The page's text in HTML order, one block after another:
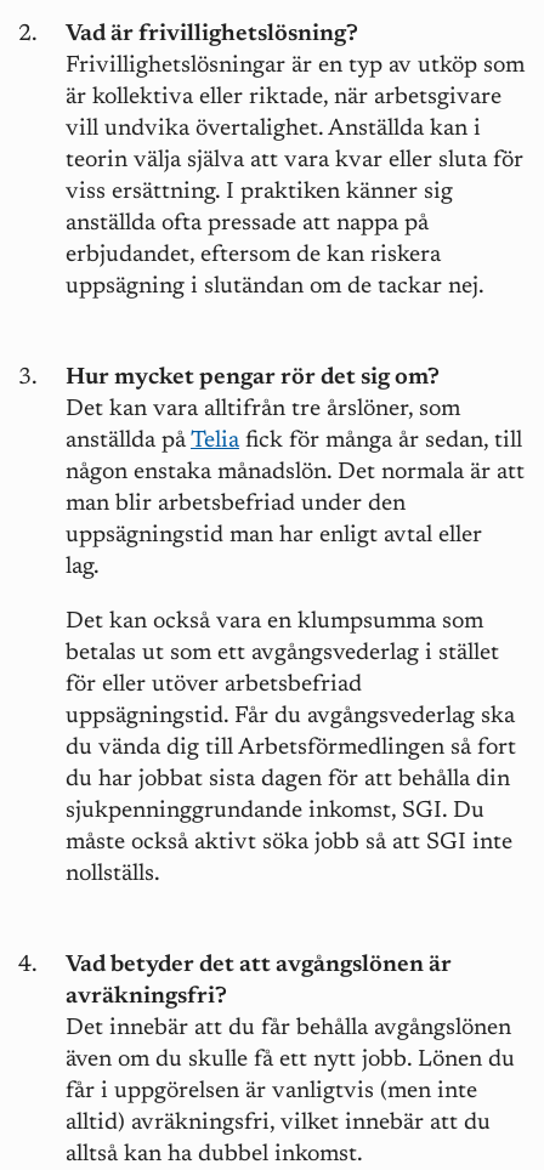
Vad är frivillighetslösning?
Frivillighetslösningar är en typ av utköp som
är kollektiva eller riktade, när arbetsgivare
vill undvika övertalighet. Anställda kan i
teorin välja själva att vara kvar eller sluta för
viss ersättning. I praktiken känner sig
anställda ofta pressade att nappa på
erbjudandet, eftersom de kan riskera
uppsägning i slutändan om de tackar nej.
Hur mycket pengar rör det sig om?
Det kan vara alltifrån tre årslöner, som
anställda på Teliafick för många år sedan, till
någon enstaka månadslön. Det normala är att
man blir arbetsbefriad under den
uppsägningstid man har enligt avtal eller
lag.
Det kan också vara en klumpsumma som
betalas ut som ett avgångsvederlag i stället
för eller utöver arbetsbefriad
uppsägningstid. Får du avgångsvederlag ska
du vända dig till Arbetsförmedlingen så fort
du har jobbat sista dagen för att behålla din
sjukpenninggrundande inkomst, SGI. Du
måste också aktivt söka jobb så att SGI inte
nollställs.
Vad betyder det att avgångslönen är
avräkningsfri?
Det innebär att du får behålla avgångslönen
även om du skulle få ett nytt jobb. Lönen du
får i uppgörelsen är vanligtvis (men inte
alltid) avräkningsfri, vilket innebär att du
alltså kan ha dubbel inkomst.